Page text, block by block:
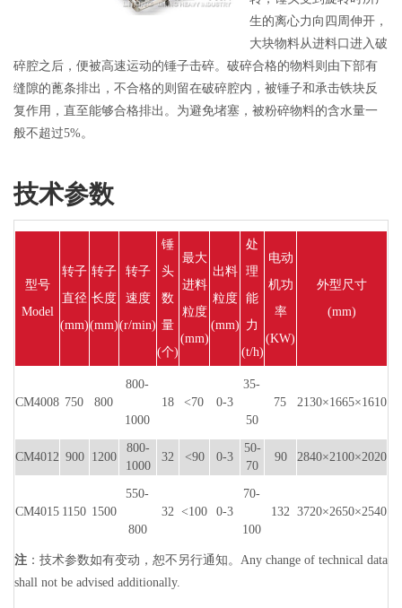
生的离心力向四周伸开，
大块物料从进料口进入破
碎腔之后，便被高速运动的锤子击碎。破碎合格的物料则由下部有
缝隙的蓖条排出，不合格的则留在破碎腔内，被锤子和承击铁块反
复作用，直至能够合格排出。为避免堵塞，被粉碎物料的含水量一
般不超过5%。
技术参数
型号
Model
转子
直径
(mm)
转子
长度
(mm)
转子
速度
(r/min)
锤
头
数
量
(个)
最大
进料
粒度
(mm)
出料
粒度
(mm)
处
理
能
力
(t/h)
电动
机功
率
(KW)
外型尺寸
(mm)
CM4008 750 800
800-
1000
18 <70 0-3
35-
50
75 2130×1665×1610
CM4012 900 1200
800-
1000
32 <90 0-3
50-
70
90 2840×2100×2020
CM4015 1150 1500
550-
800
32 <100 0-3
70-
100
132 3720×2650×2540
注 ：技术参数如有变动，恕不另行通知。Any change of technical data
shall not be advised additionally.